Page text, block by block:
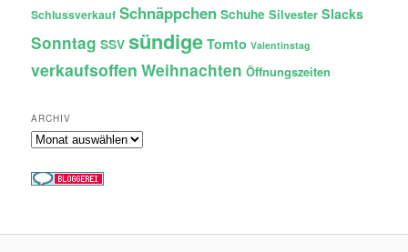
Schlussverkauf Schnäppchen Schuhe Silvester Slacks
Sonntag SSV sündige Tomto Valentinstag
verkaufsoffen Weihnachten Öffnungszeiten
ARCHIV
Archiv